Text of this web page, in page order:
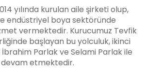
yılında kurulan aile şirketi olup,
endüstriyel boya sektöründe
vermektedir. Kurucumuz Tevfik
başlayan bu yolculuk, ikinci
Parlak ve Selami Parlak ile
devam etmektedir.